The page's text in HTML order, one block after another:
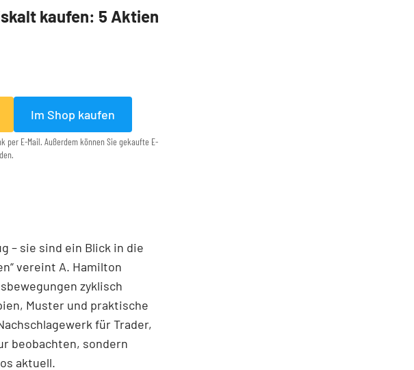
kaufen: 5 Aktien
Im Shop kaufen
per E-Mail. Außerdem können Sie gekaufte E-
– sie sind ein Blick in die
vereint A. Hamilton
zyklisch
Muster und praktische
für Trader,
beobachten, sondern
aktuell.